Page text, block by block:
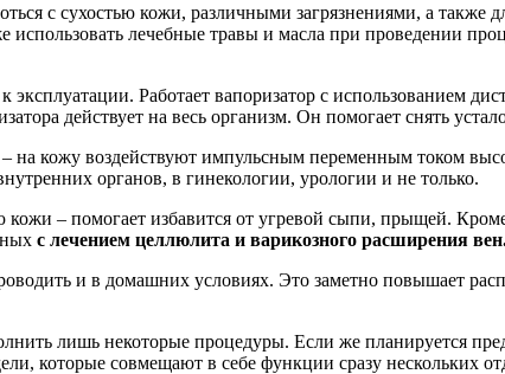
с сухостью кожи, различными загрязнениями, а
лечебные травы и масла при проведении
Работает вапоризатор с использованием
действует на весь организм. Он помогает снять
– на кожу воздействуют импульсным переменным током
органов, в гинекологии, урологии и не только.
– помогает избавится от угревой сыпи, прыщей.
с лечением целлюлита и варикозного расширения
и в домашних условиях. Это заметно повышает
лишь некоторые процедуры. Если же планируется
которые совмещают в себе функции сразу нескольких